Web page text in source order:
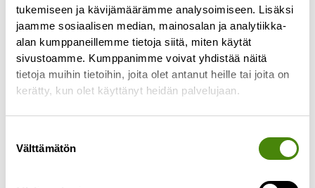
tukemiseen ja kävijämäärämme analysoimiseen. Lisäksi
jaamme sosiaalisen median, mainosalan ja analytiikka-
alan kumppaneillemme tietoja siitä, miten käytät
sivustoamme. Kumppanimme voivat yhdistää näitä
tietoja muihin tietoihin, joita olet antanut heille tai joita on
kerätty, kun olet käyttänyt heidän palvelujaan.
valinta
Välttämätön
PÄIVITETTY:
Puhelinasiakaspalvelu toimii
27.4.2023